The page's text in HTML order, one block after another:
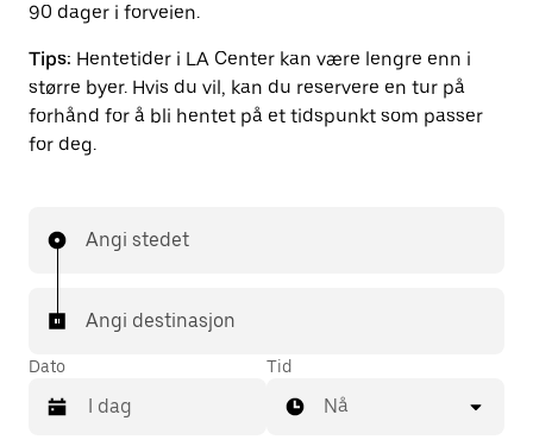
90 dager i forveien.
Tips: Hentetider i LA Center kan være lengre enn i
større byer. Hvis du vil, kan du reservere en tur på
forhånd for å bli hentet på et tidspunkt som passer
for deg.
Angi stedet
Angi destinasjon
Dato Tid
Nå